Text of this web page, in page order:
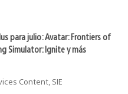
para julio: Avatar: Frontiers of
Simulator: Ignite y más
Content, SIE